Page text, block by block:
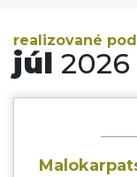
realizované
júl 2026